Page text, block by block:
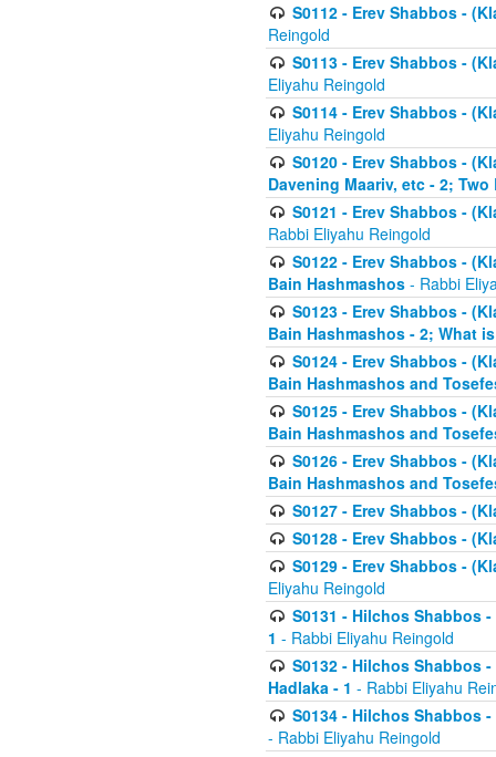
S0112 - Erev Shabbos -
Reingold
S0113 - Erev Shabbos -
Eliyahu Reingold
S0114 - Erev Shabbos -
Eliyahu Reingold
S0120 - Erev Shabbos -
Davening Maariv, etc - 2;
S0121 - Erev Shabbos -
Rabbi Eliyahu Reingold
S0122 - Erev Shabbos -
Bain Hashmashos - Rabbi
S0123 - Erev Shabbos -
Bain Hashmashos - 2; What
S0124 - Erev Shabbos -
Bain Hashmashos and
S0125 - Erev Shabbos -
Bain Hashmashos and
S0126 - Erev Shabbos -
Bain Hashmashos and
S0127 - Erev Shabbos -
S0128 - Erev Shabbos -
S0129 - Erev Shabbos -
Eliyahu Reingold
S0131 - Hilchos Shabbos
1 - Rabbi Eliyahu Reingold
S0132 - Hilchos Shabbos
Hadlaka - 1 - Rabbi Eliyahu
S0134 - Hilchos Shabbos
- Rabbi Eliyahu Reingold